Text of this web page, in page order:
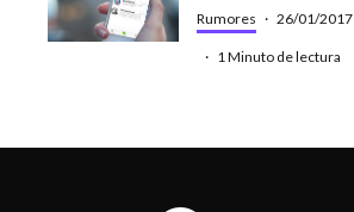
Rumores · 26/01/2017
· 1 Minuto de lectura